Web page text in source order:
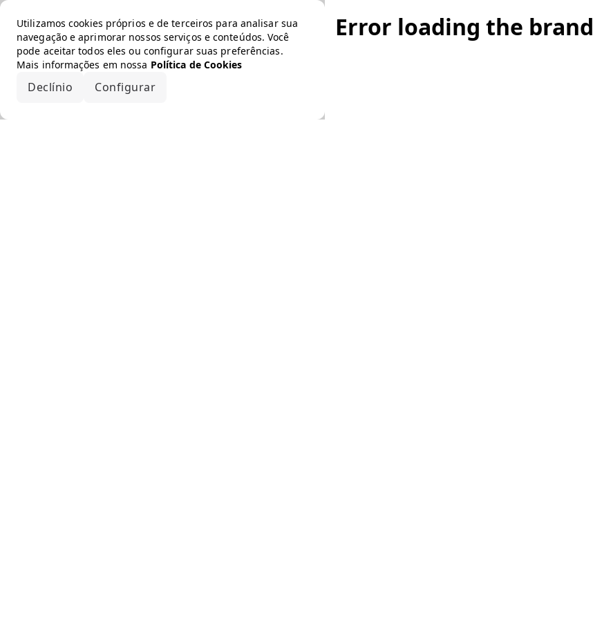
Utilizamos cookies próprios e de terceiros para analisar sua
navegação e aprimorar nossos serviços e conteúdos. Você
pode aceitar todos eles ou configurar suas preferências.
Mais informações em nossa Política de Cookies
Declínio Configurar
Error loading the brand